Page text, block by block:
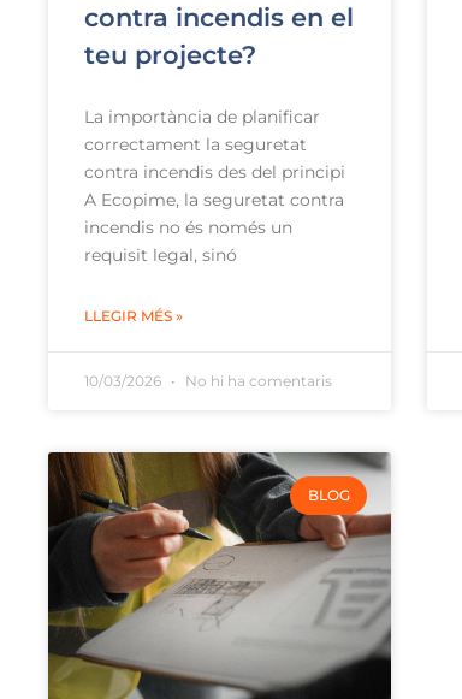
contra incendis en el
teu projecte?
La importància de planificar
correctament la seguretat
contra incendis des del principi
A Ecopime, la seguretat contra
incendis no és només un
requisit legal, sinó
LLEGIR MÉS »
10/03/2026 No hi ha comentaris
BLOG